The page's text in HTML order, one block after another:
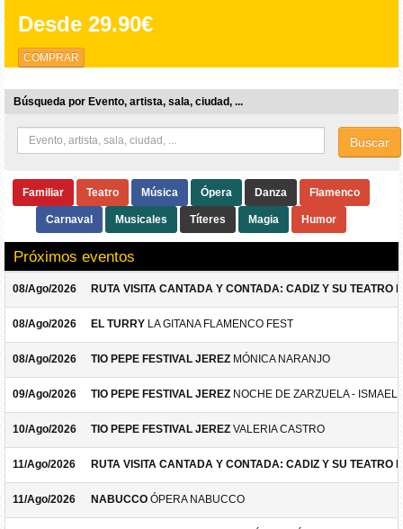
Desde 29.90€
COMPRAR
Búsqueda por Evento, artista, sala, ciudad, ...
Buscar
Familiar Teatro Música Ópera Danza Flamenco
Carnaval Musicales Títeres Magia Humor
Próximos eventos
08/Ago/2026 RUTA VISITA CANTADA Y CONTADA: CADIZ Y SU TEATRO
08/Ago/2026 EL TURRY LA GITANA FLAMENCO FEST
08/Ago/2026 TIO PEPE FESTIVAL JEREZ MÓNICA NARANJO
09/Ago/2026 TIO PEPE FESTIVAL JEREZ NOCHE DE ZARZUELA -
10/Ago/2026 TIO PEPE FESTIVAL JEREZ VALERIA CASTRO
11/Ago/2026 RUTA VISITA CANTADA Y CONTADA: CADIZ Y SU TEATRO
11/Ago/2026 NABUCCO ÓPERA NABUCCO